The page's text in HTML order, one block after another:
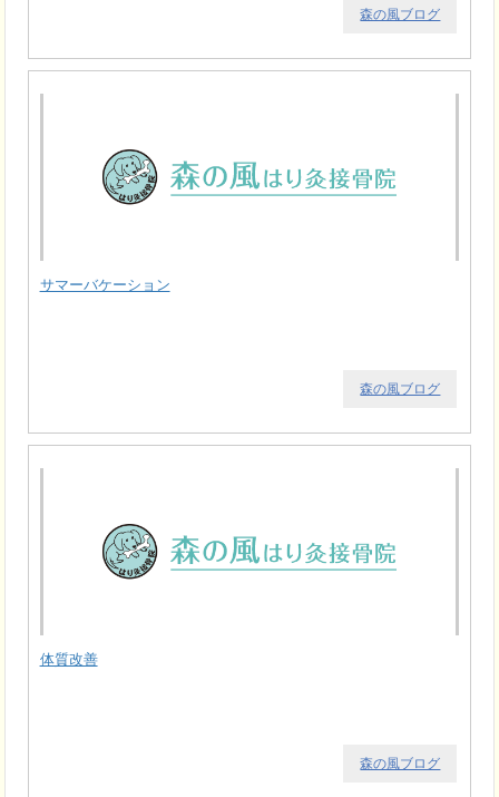
森の風ブログ
サマーバケーション
森の風ブログ
体質改善
森の風ブログ